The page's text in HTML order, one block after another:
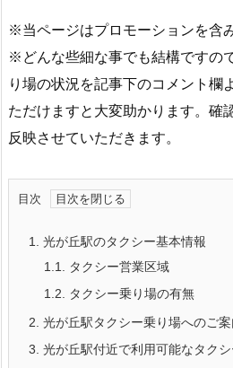
※当ページはプロモーションを含
※どんな些細な事でも結構ですの
り場の状況を記事下のコメント欄
ただけますと大変助かります。確
反映させていただきます。
目次
1.
光が丘駅のタクシー基本情報
1.1.
タクシー営業区域
1.2.
タクシー乗り場の有無
2. 光が丘駅タクシー乗り場へのご案
3. 光が丘駅付近で利用可能なタク